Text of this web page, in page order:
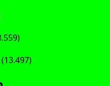
(13.497)